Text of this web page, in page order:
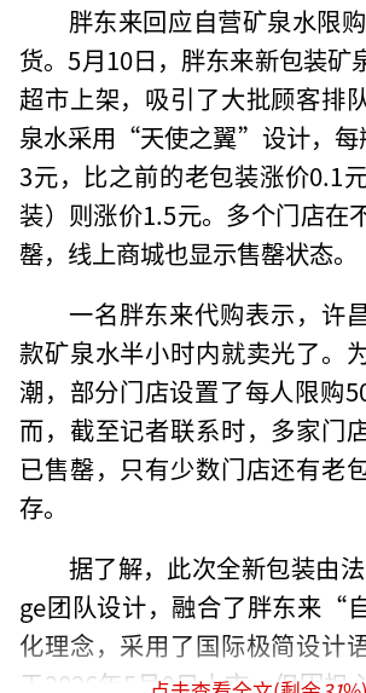
胖东来回应自营矿泉水限
货。5月10日，胖东来新包装矿
超市上架，吸引了大批顾客排
泉水采用“天使之翼”设计，每
3元，比之前的老包装涨价0.1
装）则涨价1.5元。多个门店在
罄，线上商城也显示售罄状态。
一名胖东来代购表示，许
款矿泉水半小时内就卖光了。
潮，部分门店设置了每人限购
而，截至记者联系时，多家门
已售罄，只有少数门店还有老
存。
据了解，此次全新包装由
ge团队设计，融合了胖东来
化理念，采用了国际极简设计
于2026年5月9日上市，但因担